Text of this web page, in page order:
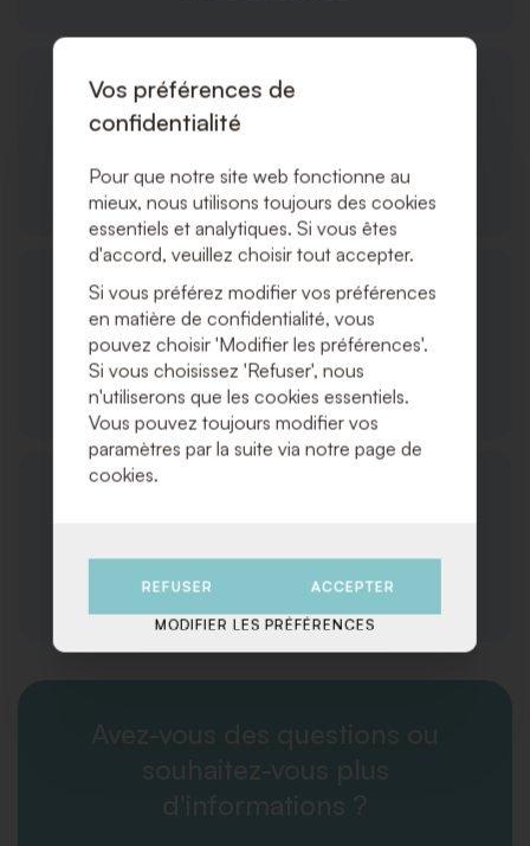
Commandes et Expédition
Service Client
Logistique
Avez-vous des questions ou
souhaitez-vous plus
d'informations ?
Vos préférences de
confidentialité
Pour que notre site web fonctionne au
mieux, nous utilisons toujours des cookies
essentiels et analytiques. Si vous êtes
d'accord, veuillez choisir tout accepter.
Si vous préférez modifier vos préférences
en matière de confidentialité, vous
pouvez choisir 'Modifier les préférences'.
Si vous choisissez 'Refuser', nous
n'utiliserons que les cookies essentiels.
Vous pouvez toujours modifier vos
paramètres par la suite via notre page de
cookies.
REFUSER ACCEPTER
MODIFIER LES PRÉFÉRENCES